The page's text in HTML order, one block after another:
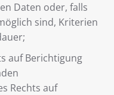
Daten oder, falls
sind, Kriterien
auf Berichtigung
Rechts auf